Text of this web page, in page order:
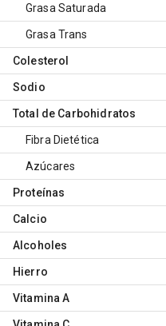
Grasa Saturada
Grasa Trans
Colesterol
Sodio
Total de Carbohidratos
Fibra Dietética
Azúcares
Proteínas
Calcio
Alcoholes
Hierro
Vitamina A